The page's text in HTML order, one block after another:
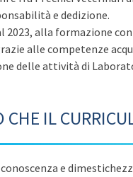
e dedizione.
2023, alla formazione
alle competenze
delle attività di
CHE IL
e